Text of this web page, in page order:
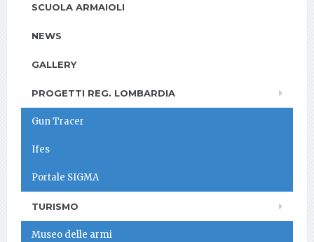
SCUOLA ARMAIOLI
NEWS
GALLERY
PROGETTI REG. LOMBARDIA
Gun Tracer
Ifes
Portale SIGMA
TURISMO
Museo delle armi